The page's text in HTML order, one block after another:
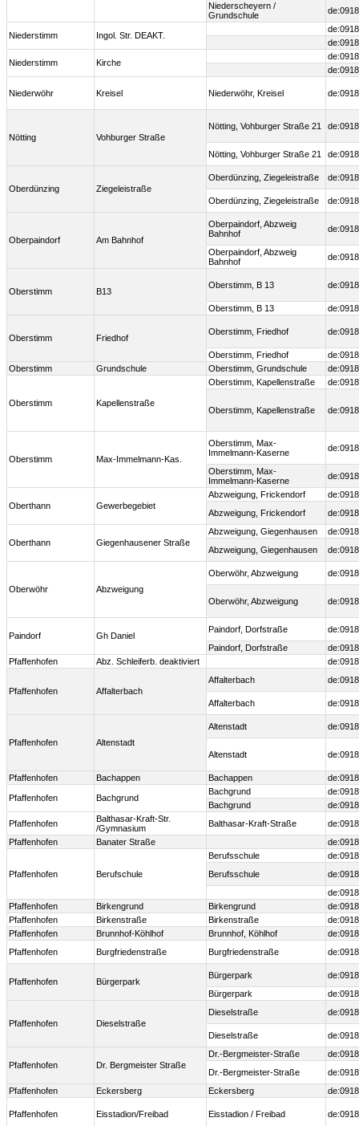
Niederscheyern /
Grundschule
Niederstimm Ingol. Str. DEAKT.
Niederstimm Kirche
Niederwöhr Kreisel Niederwöhr, Kreisel
Nötting Vohburger Straße
Nötting, Vohburger Straße 21
Nötting, Vohburger Straße 21
Oberdünzing Ziegeleistraße
Oberdünzing, Ziegeleistraße
Oberdünzing, Ziegeleistraße
Oberpaindorf Am Bahnhof
Oberpaindorf, Abzweig
Bahnhof
Oberpaindorf, Abzweig
Bahnhof
Oberstimm B13
Oberstimm, B 13
Oberstimm, B 13
Oberstimm Friedhof
Oberstimm, Friedhof
Oberstimm, Friedhof
Oberstimm
Grundschule Oberstimm, Grundschule
Oberstimm Kapellenstraße
Oberstimm, Kapellenstraße
Oberstimm, Kapellenstraße
Oberstimm Max-Immelmann-Kas.
Oberstimm, Max-
Immelmann-Kaserne
Oberstimm, Max-
Immelmann-Kaserne
Oberthann Gewerbegebiet
Abzweigung, Frickendorf
Abzweigung, Frickendorf
Oberthann Giegenhausener Straße
Abzweigung, Giegenhausen
Abzweigung, Giegenhausen
Oberwöhr Abzweigung
Oberwöhr, Abzweigung
Oberwöhr, Abzweigung
Paindorf Gh Daniel
Paindorf, Dorfstraße
Paindorf, Dorfstraße
Pfaffenhofen
Abz. Schleiferb. deaktiviert
Pfaffenhofen Affalterbach
Affalterbach
Affalterbach
Pfaffenhofen Altenstadt
Altenstadt
Altenstadt
Pfaffenhofen Bachappen Bachappen
Pfaffenhofen Bachgrund
Bachgrund
Bachgrund
Pfaffenhofen
Balthasar-Kraft-Str.
/Gymnasium
Balthasar-Kraft-Straße
Pfaffenhofen
Banater Straße
Pfaffenhofen Berufschule
Berufsschule
Berufsschule
Pfaffenhofen
Birkengrund Birkengrund
Pfaffenhofen
Birkenstraße Birkenstraße
Pfaffenhofen
Brunnhof-Köhlhof Brunnhof, Köhlhof
Pfaffenhofen
Burgfriedenstraße Burgfriedenstraße
Pfaffenhofen Bürgerpark
Bürgerpark
Bürgerpark
Pfaffenhofen Dieselstraße
Dieselstraße
Dieselstraße
Pfaffenhofen Dr. Bergmeister Straße
Dr.-Bergmeister-Straße
Dr.-Bergmeister-Straße
Pfaffenhofen
Eckersberg Eckersberg
Pfaffenhofen Eisstadion/Freibad Eisstadion / Freibad